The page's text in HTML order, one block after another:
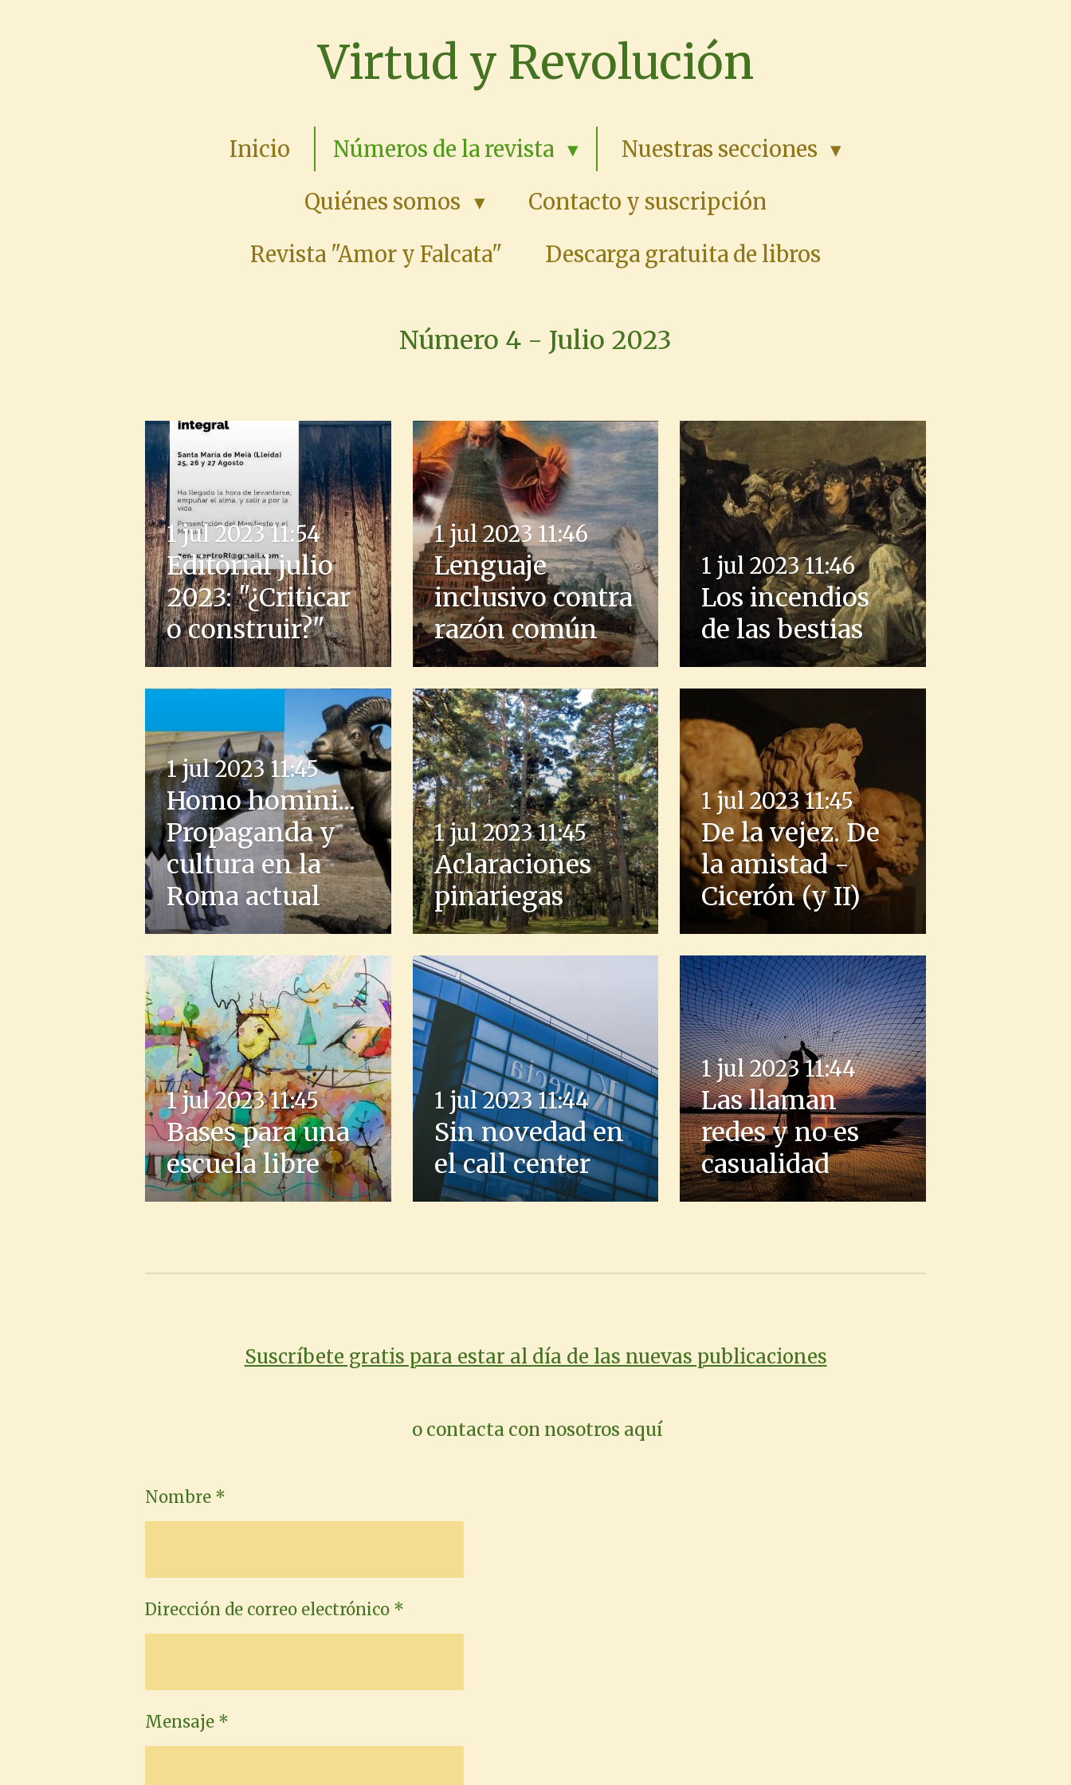
Virtud y Revolución
Inicio Números de la revista
Nuestras secciones
Quiénes somos
Contacto y suscripción
Revista "Amor y Falcata"
Descarga gratuita de libros
Número 4 - Julio 2023
Editorial julio
2023: "¿Criticar
o construir?"
1 jul 202311:54
Lenguaje
inclusivo contra
razón común
1 jul 2023 11:46
Los incendios
de las bestias
1 jul 202311:46
Homo homini...
Propaganda y
cultura en la
Roma actual
1 jul 202311:45
Aclaraciones
pinariegas
1 jul 202311:45
De la vejez. De
la amistad -
Cicerón (y II)
1 jul 2023 11:45
Bases para una
escuela libre
1 jul 202311:45
Sin novedad en
el call center
1 jul 202311:44
Las llaman
redes y no es
casualidad
1 jul 2023 11:44
Suscríbete gratis para estar al día de las nuevas publicaciones
o contacta con nosotros aquí
Nombre *
Dirección de correo electrónico *
Mensaje *